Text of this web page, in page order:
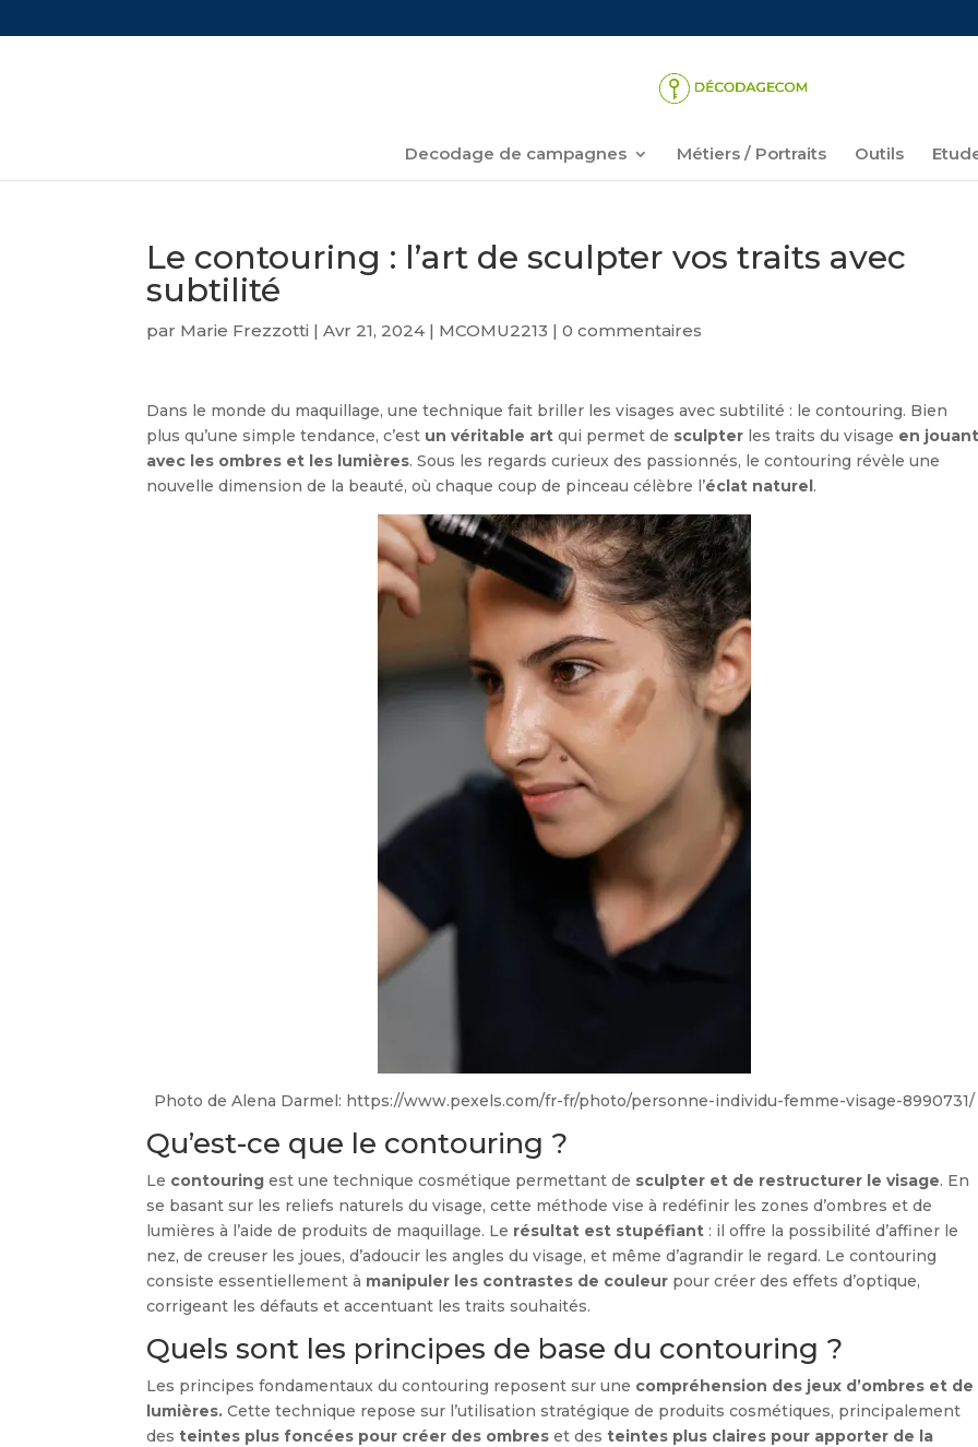
Decodage de campagnes Métiers / Portraits Outils
Le contouring : l’art de sculpter vos traits avec
subtilité
par Marie Frezzotti |Avr 21, 2024 | MCOMU2213 |0 commentaires
Dans le monde du maquillage, une technique fait briller les visages avec subtilité : le contouring. Bien
plus qu’une simple tendance, c’est un véritable art qui permet de sculpter les traits du visage en
avec les ombres et les lumières. Sous les regards curieux des passionnés, le contouring révèle une
nouvelle dimension de la beauté, où chaque coup de pinceau célèbre l’éclat naturel.
Photo de Alena Darmel: https://www.pexels.com/fr-fr/photo/personne-individu-femme-visage-8990731/
Qu’est-ce que le contouring ?
Le contouring est une technique cosmétique permettant de sculpter et de restructurer le visage. En
se basant sur les reliefs naturels du visage, cette méthode vise à redéfinir les zones d’ombres et de
lumières à l’aide de produits de maquillage. Le résultat est stupéfiant : il offre la possibilité d’affiner le
nez, de creuser les joues, d’adoucir les angles du visage, et même d’agrandir le regard. Le contouring
consiste essentiellement à manipuler les contrastes de couleur pour créer des effets d’optique,
corrigeant les défauts et accentuant les traits souhaités.
Quels sont les principes de base du contouring ?
Les principes fondamentaux du contouring reposent sur une compréhension des jeux d’ombres et de
lumières.Cette technique repose sur l’utilisation stratégique de produits cosmétiques, principalement
desteintes plus foncées pour créer des ombres et desteintes plus claires pour apporter de la